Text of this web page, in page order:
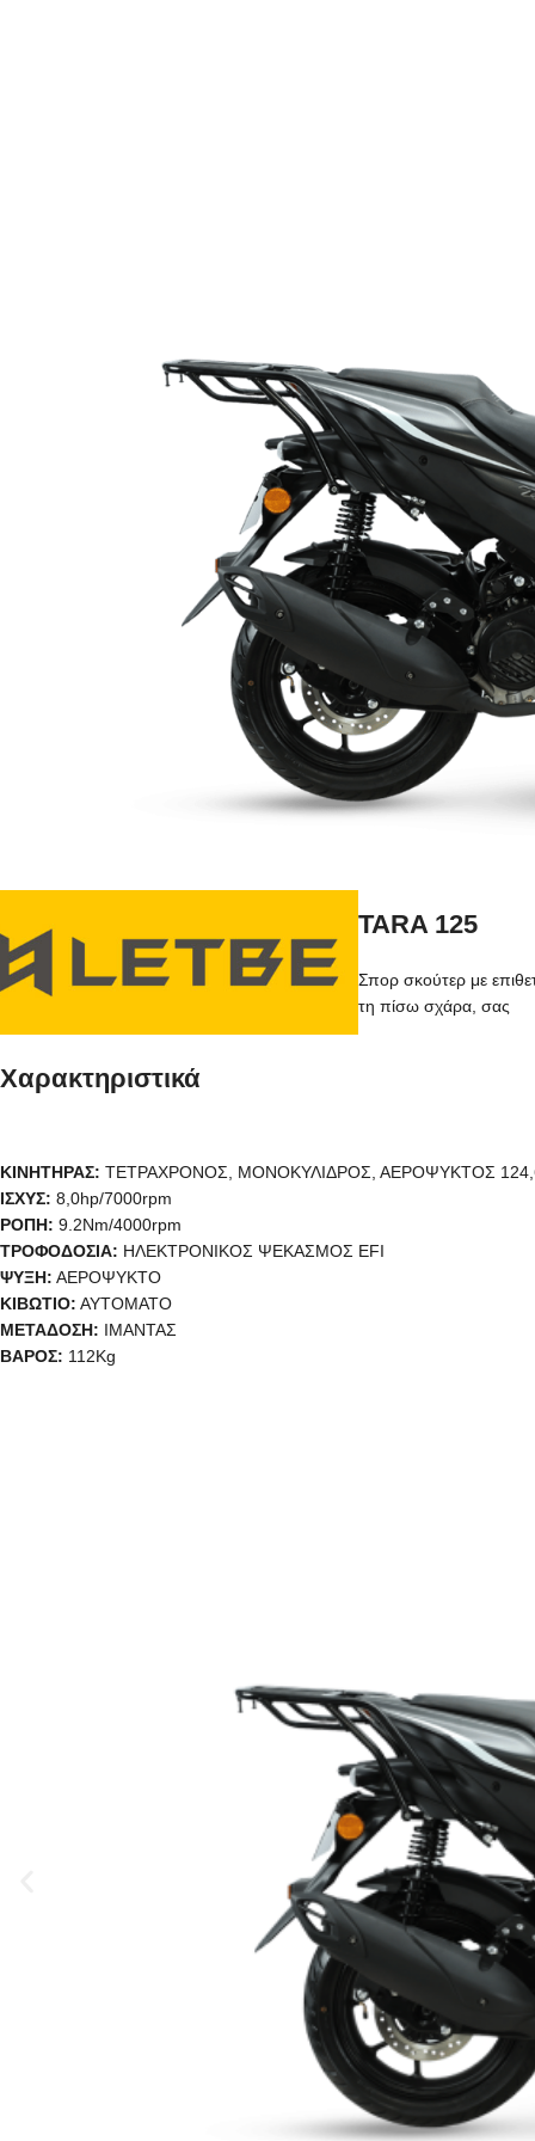
TARA 125
Σπορ σκούτερ με
τη πίσω σχάρα, σας
Χαρακτηριστικά
ΚΙΝΗΤΗΡΑΣ: ΤΕΤΡΑΧΡΟΝΟΣ, ΜΟΝΟΚΥΛΙΔΡΟΣ, ΑΕΡΟΨΥΚΤΟΣ
ΙΣΧΥΣ: 8,0hp/7000rpm
ΡΟΠΗ: 9.2Nm/4000rpm
ΤΡΟΦΟΔΟΣΙΑ: ΗΛΕΚΤΡΟΝΙΚΟΣ ΨΕΚΑΣΜΟΣ EFI
ΨΥΞΗ: ΑΕΡΟΨΥΚΤΟ
ΚΙΒΩΤΙΟ: ΑΥΤΟΜΑΤΟ
ΜΕΤΑΔΟΣΗ: ΙΜΑΝΤΑΣ
ΒΑΡΟΣ: 112Kg